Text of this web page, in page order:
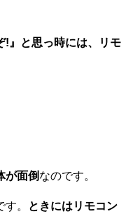
!』と思っ時には、リモ
が面倒なのです。
。
ときにはリモコン